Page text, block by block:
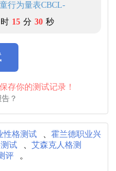
行为量表CBCL-
15 分 30 秒
存你的测试记录！
？
性格测试 、霍兰德职业兴
试 、艾森克人格测
评 。